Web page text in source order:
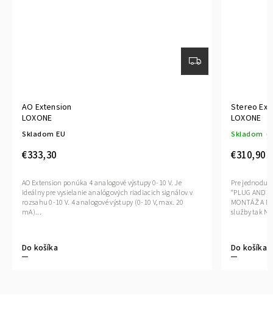
AO Extension
LOXONE
Skladom EU
€333,30
Do košíka
AO Extension ponúka 4 analogové výstupy 0-10 V. Je
ideálny pre vysielanie analógových riadiacich signálov v
rozsahu 0-10 V. 4 analogové výstupy (0-10 V, max. 20
mA)...
Stereo
LOXONE
Skladom
€310,90
Do košíka
Pre
“PLUG AND
MONTÁŽ A
služby tak